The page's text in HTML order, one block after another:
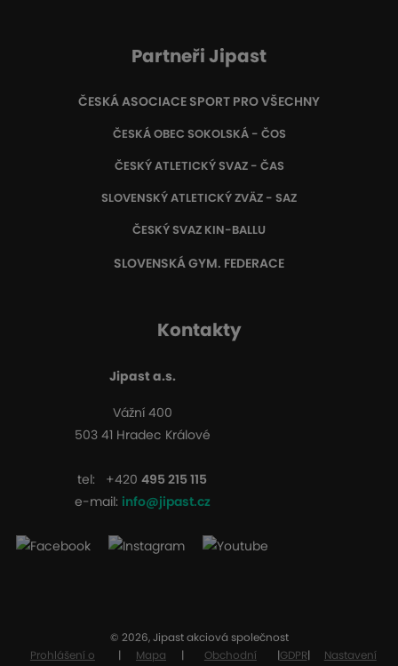
Partneři Jipast
ČESKÁ ASOCIACE SPORT PRO VŠECHNY
ČESKÁ OBEC SOKOLSKÁ - ČOS
ČESKÝ ATLETICKÝ SVAZ - ČAS
SLOVENSKÝ ATLETICKÝ ZVÄZ - SAZ
ČESKÝ SVAZ KIN-BALLU
SLOVENSKÁ GYM. FEDERACE
Kontakty
Jipast a.s.
Vážní 400
503 41 Hradec Králové
tel: +420 495 215 115
e-mail: info@jipast.cz
© 2026, Jipast akciová společnost
Prohlášení o
|
Mapa
|
Obchodní
|GDPR|
Nastavení